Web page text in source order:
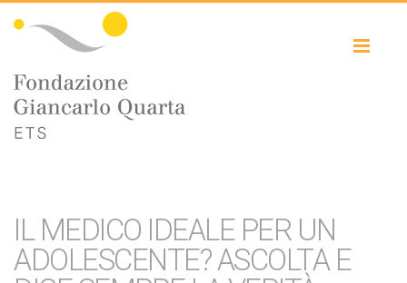
IL MEDICO IDEALE PER UN
ADOLESCENTE? ASCOLTA E